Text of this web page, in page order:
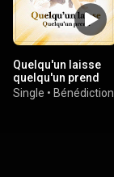
Quelqu'un laisse
quelqu'un prend
Single • Bénédiction